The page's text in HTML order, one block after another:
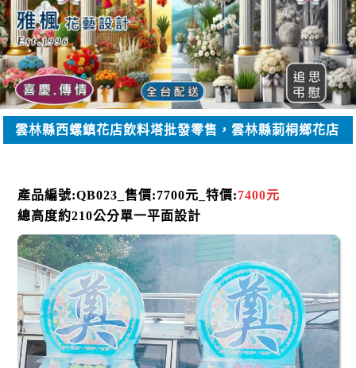
雲林縣西螺鎮花店飲料塔批發零售，雲林縣莿桐鄉花店
產品編號:QB023_售價:7700元_特價:7400元
總高度約210公分單一平面設計